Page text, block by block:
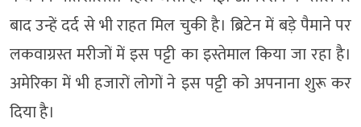
बाद उन्हें दर्द से भी राहत मिल चुकी है। ब्रिटेन में बड़े पैमाने पर
लकवाग्रस्त मरीजों में इस पट्टी का इस्तेमाल किया जा रहा है।
अमेरिका में भी हजारों लोगों ने इस पट्टी को अपनाना शुरू कर
दिया है।